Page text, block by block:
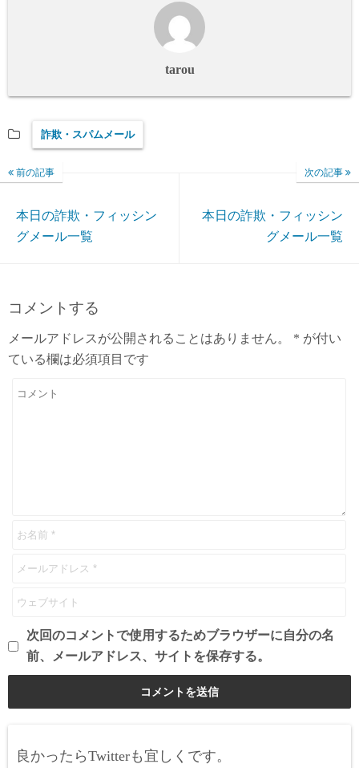
tarou
詐欺・スパムメール
前の記事
本日の詐欺・フィッシン
グメール一覧
次の記事
本日の詐欺・フィッシン
グメール一覧
コメントする
メールアドレスが公開されることはありません。 * が付い
ている欄は必須項目です
次回のコメントで使用するためブラウザーに自分の名
前、メールアドレス、サイトを保存する。
良かったらTwitterも宜しくです。